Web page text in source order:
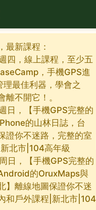
最新課程：
四，線上課程，至少五
，手機GPS進
理最佳利器，學會之
離不開它！。
日，【手機GPS完整的
的山林日誌，台
證你不迷路，完整的室
北市|104高年級
日，【手機GPS完整的
的OruxMaps與
】離線地圖保證你不迷
和戶外課程|新北市|104